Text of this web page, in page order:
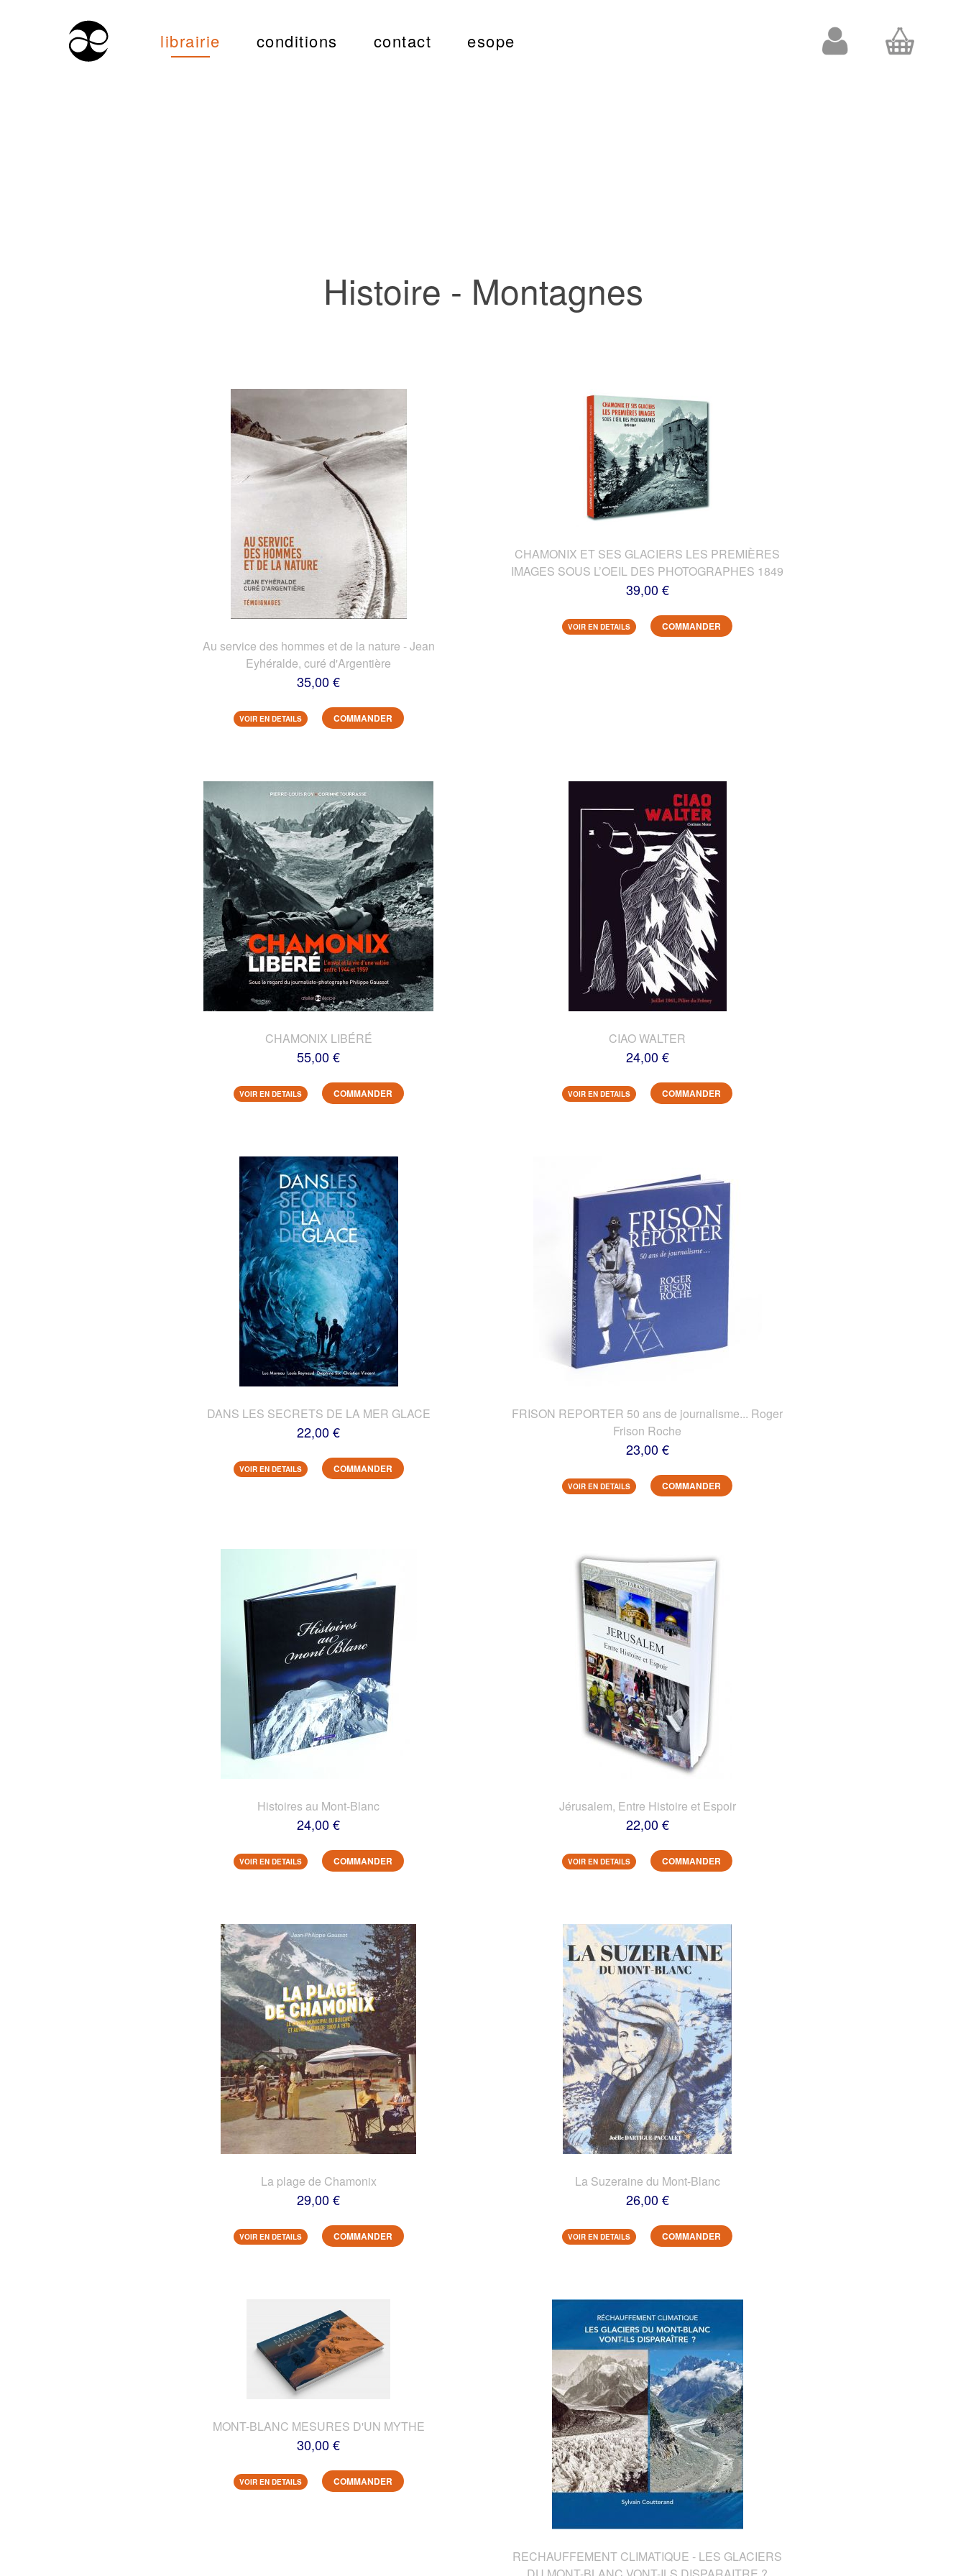
librairie conditions contact esope
Histoire - Montagnes
Au service des hommes et de la nature - Jean
Eyhéralde, curé d'Argentière
35,00 €
VOIR EN DETAILS COMMANDER
CHAMONIX ET SES GLACIERS LES PREMIÈRES
IMAGES SOUS L’OEIL DES PHOTOGRAPHES 1849
39,00 €
VOIR EN DETAILS COMMANDER
CHAMONIX LIBÉRÉ
55,00 €
VOIR EN DETAILS COMMANDER
CIAO WALTER
24,00 €
VOIR EN DETAILS COMMANDER
DANS LES SECRETS DE LA MER GLACE
22,00 €
VOIR EN DETAILS COMMANDER
FRISON REPORTER 50 ans de journalisme... Roger
Frison Roche
23,00 €
VOIR EN DETAILS COMMANDER
Histoires au Mont-Blanc
24,00 €
VOIR EN DETAILS COMMANDER
Jérusalem, Entre Histoire et Espoir
22,00 €
VOIR EN DETAILS COMMANDER
La plage de Chamonix
29,00 €
VOIR EN DETAILS COMMANDER
La Suzeraine du Mont-Blanc
26,00 €
VOIR EN DETAILS COMMANDER
MONT-BLANC MESURES D'UN MYTHE
30,00 €
VOIR EN DETAILS COMMANDER
RECHAUFFEMENT CLIMATIQUE - LES GLACIERS